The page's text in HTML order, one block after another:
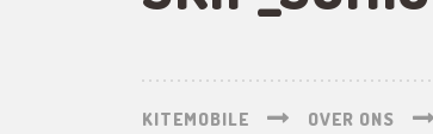
KITEMOBILE OVER ONS